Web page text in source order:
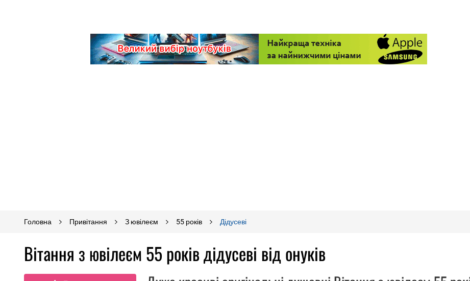
Головна Привітання З ювілеєм 55 років Дідусеві
Вітання з ювілеєм 55 років дідусеві від онуків